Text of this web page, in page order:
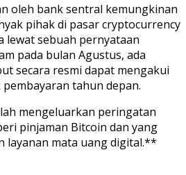
oleh bank sentral kemungkinan
pihak di pasar cryptocurrency
lewat sebuah pernyataan
pada bulan Agustus, ada
secara resmi dapat mengakui
tahun depan.
mengeluarkan peringatan
pinjaman Bitcoin dan yang
layanan mata uang digital.**